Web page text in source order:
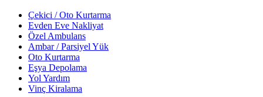
Çekici / Oto Kurtarma
Evden Eve Nakliyat
Özel Ambulans
Ambar / Parsiyel Yük
Oto Kurtarma
Eşya Depolama
Yol Yardım
Vinç Kiralama